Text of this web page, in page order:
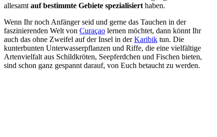
allesamt auf bestimmte Gebiete spezialisiert haben.
Wenn Ihr noch Anfänger seid und gerne das Tauchen in der
faszinierenden Welt von Curaçao lernen möchtet, dann könnt Ihr
auch das ohne Zweifel auf der Insel in derKaribik tun. Die
kunterbunten Unterwasserpflanzen und Riffe, die eine vielfältige
Artenvielfalt aus Schildkröten, Seepferdchen und Fischen bieten,
sind schon ganz gespannt darauf, von Euch betaucht zu werden.